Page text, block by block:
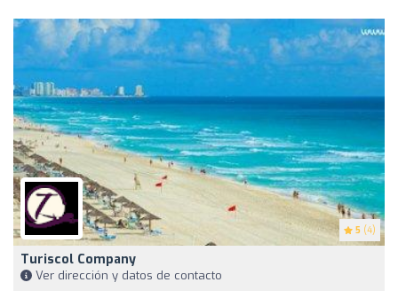
5 (4)
Turiscol Company
Ver dirección y datos de contacto